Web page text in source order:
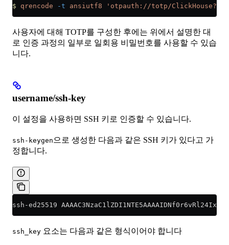
$ qrencode -t ansiutf8 'otpauth://totp/
사용자에 대해 TOTP를 구성한 후에는 위에서 설명한 대
로 인증 과정의 일부로 일회용 비밀번호를 사용할 수 있습
니다.
username/ssh-key
이 설정을 사용하면 SSH 키로 인증할 수 있습니다.
ssh-keygen으로 생성한 다음과 같은 SSH 키가 있다고 가
정합니다.
ssh-ed25519
ssh_key 요소는 다음과 같은 형식이어야 합니다